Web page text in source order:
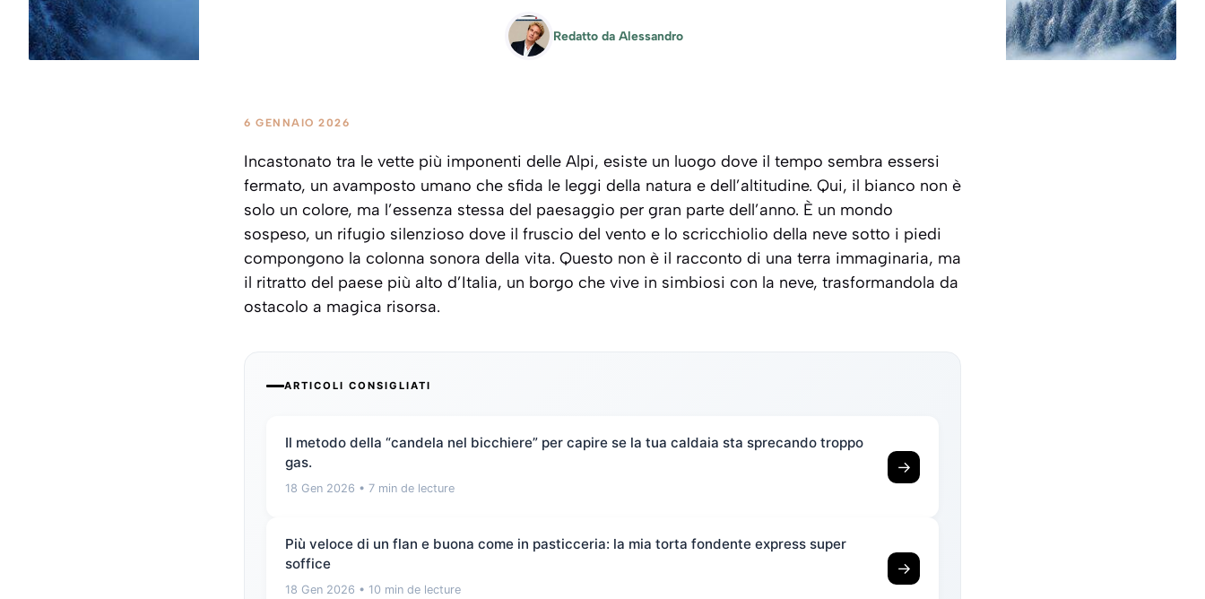
Redatto da Alessandro
6 GENNAIO 2026
Incastonato tra le vette più imponenti delle Alpi, esiste un luogo dove il tempo sembra essersi
fermato, un avamposto umano che sfida le leggi della natura e dell’altitudine. Qui, il bianco non è
solo un colore, ma l’essenza stessa del paesaggio per gran parte dell’anno. È un mondo
sospeso, un rifugio silenzioso dove il fruscio del vento e lo scricchiolio della neve sotto i piedi
compongono la colonna sonora della vita. Questo non è il racconto di una terra immaginaria, ma
il ritratto del paese più alto d’Italia, un borgo che vive in simbiosi con la neve, trasformandola da
ostacolo a magica risorsa.
ARTICOLI CONSIGLIATI
Il metodo della “candela nel bicchiere” per capire se la tua caldaia sta sprecando troppo
gas.
18 Gen 2026 • 7 min de lecture
→
Più veloce di un flan e buona come in pasticceria: la mia torta fondente express super
soffice
18 Gen 2026 • 10 min de lecture
→